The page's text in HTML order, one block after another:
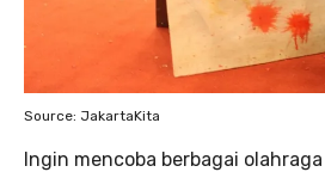
Source: JakartaKita
Ingin mencoba berbagai